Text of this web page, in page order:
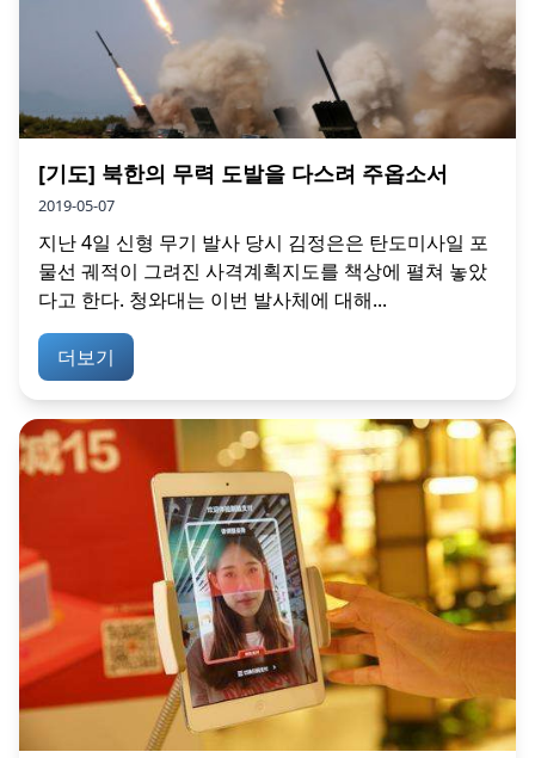
[기도] 북한의 무력 도발을 다스려 주옵소서
2019-05-07
지난 4일 신형 무기 발사 당시 김정은은 탄도미사일 포
물선 궤적이 그려진 사격계획지도를 책상에 펼쳐 놓았
다고 한다. 청와대는 이번 발사체에 대해...
더보기